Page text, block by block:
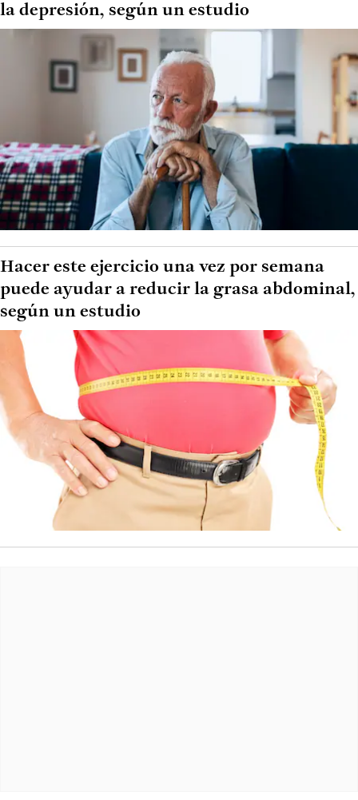
la depresión, según un estudio
Hacer este ejercicio una vez por semana
puede ayudar a reducir la grasa abdominal,
según un estudio